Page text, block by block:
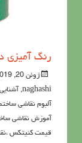
رنگ آمیزی
ژوئن 20, 2019
naghashi
,
آلبوم نقاشی
آموزش نقاشی
قیمت کنیتکس